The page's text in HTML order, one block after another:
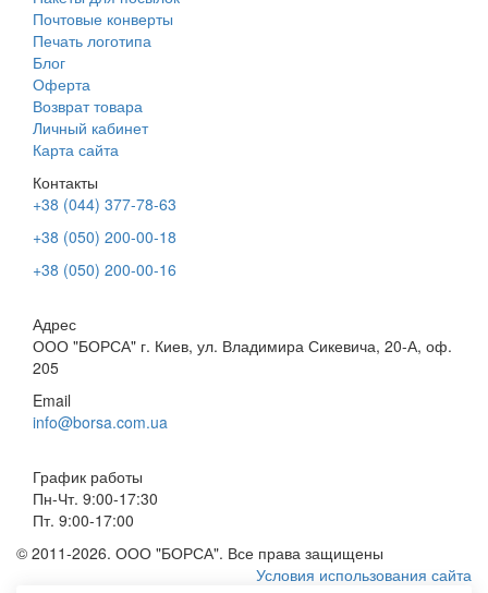
Почтовые конверты
Печать логотипа
Блог
Оферта
Возврат товара
Личный кабинет
Карта сайта
Контакты
+38 (044) 377-78-63
+38 (050) 200-00-18
+38 (050) 200-00-16
Адрес
ООО "БОРСА" г. Киев, ул. Владимира Сикевича, 20-А, оф.
205
Email
info@borsa.com.ua
График работы
Пн-Чт. 9:00-17:30
Пт. 9:00-17:00
© 2011-2026. ООО "БОРСА". Все права защищены
Условия использования сайта